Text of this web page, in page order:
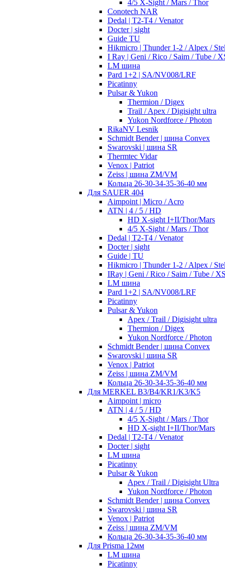
4/5 X-Sight / Mars / Thor
Conotech NAR
Dedal | T2-T4 / Venator
Docter | sight
Guide TU
Hikmicro | Thunder 1-2 / Alpex /
I Ray | Geni / Rico / Saim / Tube /
LM шина
Pard 1+2 | SA/NV008/LRF
Picatinny
Pulsar & Yukon
Thermion / Digex
Trail / Apex / Digisight ultra
Yukon Nordforce / Photon
RikaNV Lesnik
Schmidt Bender | шина Convex
Swarovski | шина SR
Thermtec Vidar
Venox | Patriot
Zeiss | шина ZM/VM
Кольца 26-30-34-35-36-40 мм
Для SAUER 404
Aimpoint | Micro / Acro
ATN | 4 / 5 / HD
HD X-sight I+II/Thor/Mars
4/5 X-Sight / Mars / Thor
Dedal | T2-T4 / Venator
Docter | sight
Guide | TU
Hikmicro | Thunder 1-2 / Alpex /
IRay | Geni / Rico / Saim / Tube /
LM шина
Pard 1+2 | SA/NV008/LRF
Picatinny
Pulsar & Yukon
Apex / Trail / Digisight ultra
Thermion / Digex
Yukon Nordforce / Photon
Schmidt Bender | шина Convex
Swarovski | шина SR
Venox | Patriot
Zeiss | шина ZM/VM
Кольца 26-30-34-35-36-40 мм
Для MERKEL B3/B4/KR1/K3/K5
Aimpoint | micro
ATN | 4 / 5 / HD
4/5 X-Sight / Mars / Thor
HD X-sight I+II/Thor/Mars
Dedal | T2-T4 / Venator
Docter | sight
LM шина
Picatinny
Pulsar & Yukon
Apex / Trail / Digisight Ultra
Yukon Nordforce / Photon
Schmidt Bender | шина Convex
Swarovski | шина SR
Venox | Patriot
Zeiss | шина ZM/VM
Кольца 26-30-34-35-36-40 мм
Для Prisma 12мм
LM шина
Picatinny